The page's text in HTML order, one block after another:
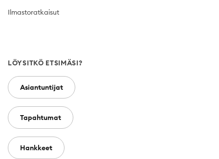
Ilmastoratkaisut
LÖYSITKÖ ETSIMÄSI?
Asiantuntijat
Tapahtumat
Hankkeet